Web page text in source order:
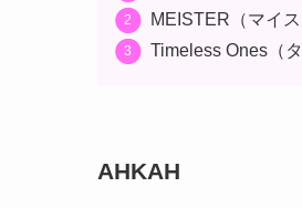
MEISTER（マイス
Timeless Ones（
AHKAH